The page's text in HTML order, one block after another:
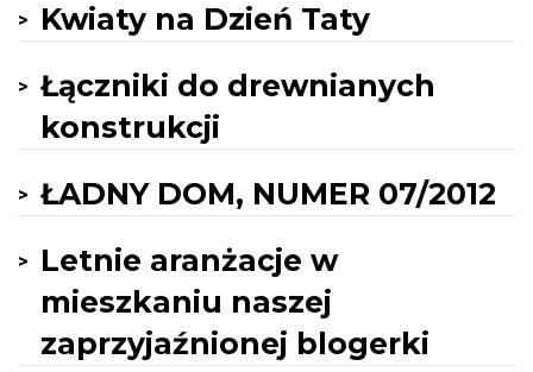
Kwiaty na Dzień Taty
Łączniki do drewnianych
konstrukcji
ŁADNY DOM, NUMER 07/2012
Letnie aranżacje w
mieszkaniu naszej
zaprzyjaźnionej blogerki